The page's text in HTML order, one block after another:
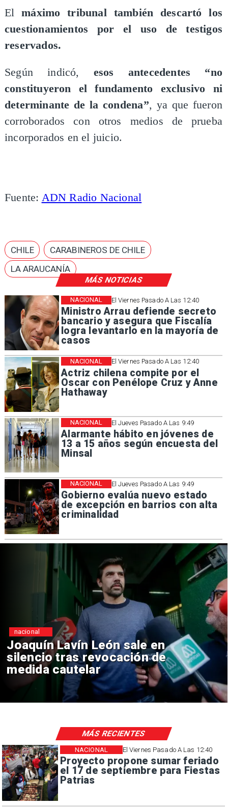
MÁS NOTICIAS
El Viernes Pasado A Las 12:40
Ministro Arrau defiende secreto
bancario y asegura que Fiscalía
logra levantarlo en la mayoría de
casos
NACIONAL
El Viernes Pasado A Las 12:40
Actriz chilena compite por el
Oscar con Penélope Cruz y Anne
Hathaway
NACIONAL
El Jueves Pasado A Las 9:49
Alarmante hábito en jóvenes de
13 a 15 años según encuesta del
Minsal
NACIONAL
El Jueves Pasado A Las 9:49
Gobierno evalúa nuevo estado
de excepción en barrios con alta
criminalidad
NACIONAL
Elmáximo tribunal también descartó los
cuestionamientos por el uso de testigos
reservados.
Según indicó, esos antecedentes “no
constituyeron el fundamento exclusivo ni
determinante de la condena”, ya que fueron
corroborados con otros medios de prueba
incorporados en el juicio.
Fuente: ADN Radio Nacional
CHILE
CARABINEROS DE CHILE
LA ARAUCANÍA
Lavín León sale en
tras revocación de
Chile y
nacional
El Viernes Pasado A Las 12:40
Proyecto propone sumar feriado
el 17 de septiembre para Fiestas
Patrias
NACIONAL
MÁS RECIENTES